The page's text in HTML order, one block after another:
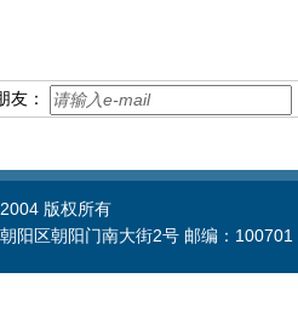
友：
版权所有
阳区朝阳门南大街2号 邮编：